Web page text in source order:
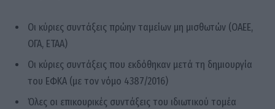
Οι κύριες συντάξεις πρώην ταμείων μη μισθωτών (ΟΑΕΕ,
ΟΓΑ, ΕΤΑΑ)
Οι κύριες συντάξεις που εκδόθηκαν μετά τη δημιουργία
του ΕΦΚΑ (με τον νόμο 4387/2016)
Όλες οι επικουρικές συντάξεις του ιδιωτικού τομέα